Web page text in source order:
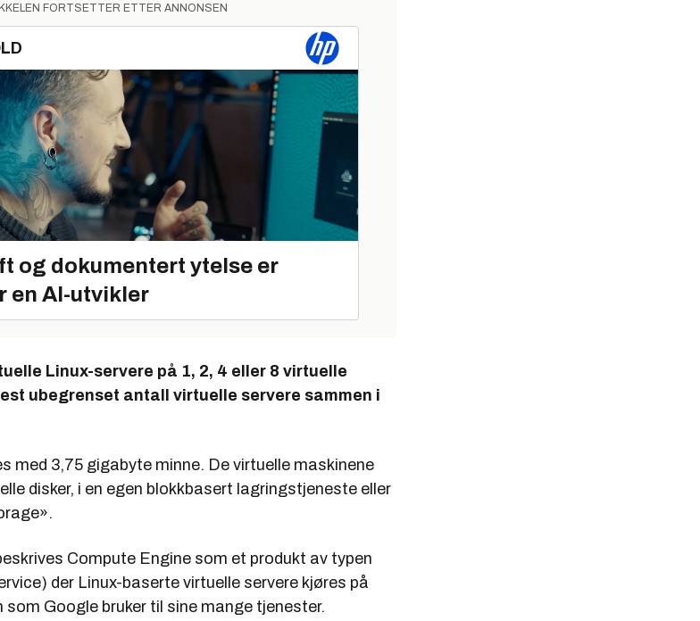
FORTSETTER ETTER ANNONSEN
og dokumentert ytelse er
en AI-utvikler
Linux-servere på 1, 2, 4 eller 8 virtuelle
ubegrenset antall virtuelle servere sammen i
med 3,75 gigabyte minne. De virtuelle maskinene
disker, i en egen blokkbasert lagringstjeneste eller
Compute Engine som et produkt av typen
der Linux-baserte virtuelle servere kjøres på
Google bruker til sine mange tjenester.